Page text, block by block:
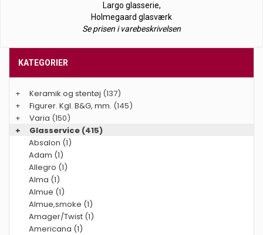
Largo glasserie,
Holmegaard glasværk
Se prisen i varebeskrivelsen
KATEGORIER
+ Keramik og stentøj (137)
+
Figurer. Kgl. B&G, mm. (145)
+
Varia (150)
+
Glasservice (415)
Absalon (1)
Adam (1)
Allegro (1)
Alma (1)
Almue (1)
Almue,smoke (1)
Amager/Twist (1)
Americana (1)